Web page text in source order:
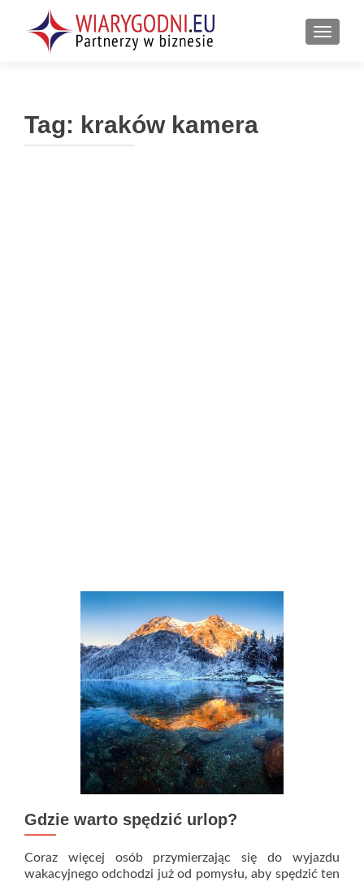
Tag: kraków kamera
Gdzie warto spędzić urlop?
Coraz więcej osób przymierzając się do wyjazdu
wakacyjnego odchodzi już od pomysłu, aby spędzić ten